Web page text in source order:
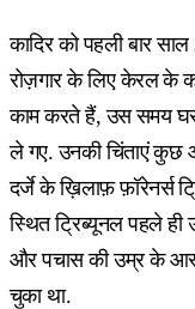
कादिर को पहली बार
रोज़गार के लिए केरल के
काम करते हैं, उस समय
ले गए. उनकी चिंताएं कुछ
दर्जे के ख़िलाफ़ फ़ॉरेनर्स
स्थित ट्रिब्यूनल पहले ही
और पचास की उम्र के
चुका था.